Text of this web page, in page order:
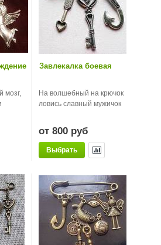
мозг,
Завлекалка боевая
На волшебный на крючок
ловись славный мужичок
от 800 руб
Выбрать